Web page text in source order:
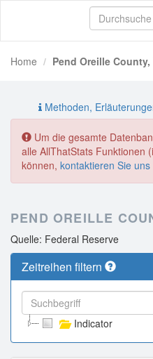
Home Pend Oreille County,
Methoden,
Um die gesamte
alle AllThatStats Funktionen
können, kontaktieren Sie uns
PEND OREILLE
Quelle: Federal Reserve
Zeitreihen filtern
Indicator